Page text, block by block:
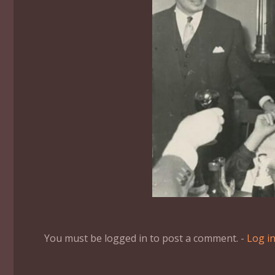
You must be logged in to post a comment. - Log in